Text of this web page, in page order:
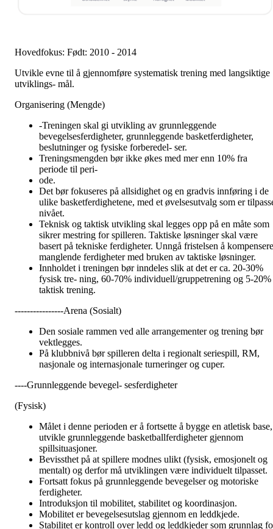
Hovedfokus: Født: 2010 - 2014
Utvikle evne til å gjennomføre systematisk trening med langsiktige
utviklings- mål.
Organisering (Mengde)
-Treningen skal gi utvikling av grunnleggende
bevegelsesferdigheter, grunnleggende basketferdigheter,
beslutninger og fysiske forberedel- ser.
Treningsmengden bør ikke økes med mer enn 10% fra
periode til peri-
ode.
Det bør fokuseres på allsidighet og en gradvis innføring i de
ulike basketferdighetene, med et øvelsesutvalg som er
nivået.
Teknisk og taktisk utvikling skal legges opp på en måte som
sikrer mestring for spilleren. Taktiske løsninger skal være
basert på tekniske ferdigheter. Unngå fristelsen å kompensere
manglende ferdigheter med bruken av taktiske løsninger.
Innholdet i treningen bør inndeles slik at det er ca. 20-30%
fysisk tre- ning, 60-70% individuell/gruppetrening og 5-20%
taktisk trening.
----------------Arena (Sosialt)
Den sosiale rammen ved alle arrangementer og trening bør
vektlegges.
På klubbnivå bør spilleren delta i regionalt seriespill, RM,
nasjonale og internasjonale turneringer og cuper.
----Grunnleggende bevegel- sesferdigheter
(Fysisk)
Målet i denne perioden er å fortsette å bygge en atletisk base,
utvikle grunnleggende basketballferdigheter gjennom
spillsituasjoner.
Bevissthet på at spillere modnes ulikt (fysisk, emosjonelt og
mentalt) og derfor må utviklingen være individuelt tilpasset.
Fortsatt fokus på grunnleggende bevegelser og motoriske
ferdigheter.
Introduksjon til mobilitet, stabilitet og koordinasjon.
Mobilitet er bevegelsesutslag gjennom en leddkjede.
Stabilitet er kontroll over ledd og leddkjeder som grunnlag